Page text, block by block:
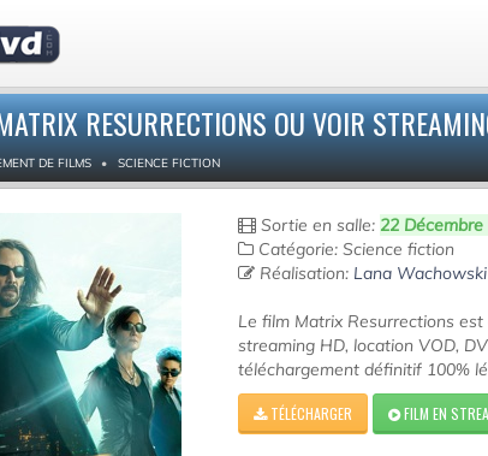
RESURRECTIONS OU VOIR
DE FILMS SCIENCE FICTION
Sortie en salle: 22 Décembre
Catégorie: Science fiction
Réalisation: Lana Wachowski
Le film Matrix Resurrections
streaming HD, location VOD,
téléchargement définitif 100%
TÉLÉCHARGER FILM EN